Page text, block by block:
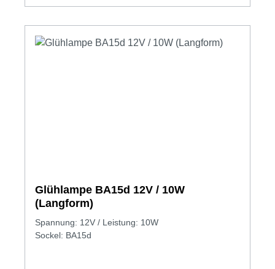
Glühlampe BA15d 12V / 10W
(Langform)
Spannung: 12V / Leistung: 10W
Sockel: BA15d